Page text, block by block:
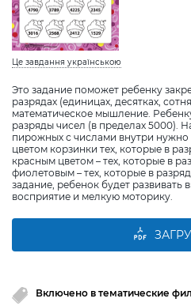
Це завдання українською
Это задание поможет ребенку
разрядах (единицах, десятках,
математическое мышление.
разряды чисел (в пределах 5000).
пирожных с числами внутри
цветом корзинки тех, которые в
красным цветом – тех, которые в
фиолетовым – тех, которые в
задание, ребенок будет развивать
восприятие и мелкую моторику.
Включено в тематические